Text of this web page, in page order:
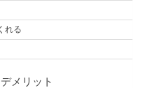
れる
メリット